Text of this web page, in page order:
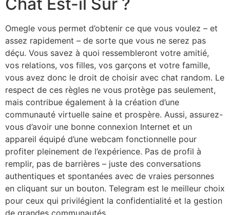
Omegle vous permet d’obtenir ce que vous voulez – et
assez rapidement – de sorte que vous ne serez pas
déçu. Vous savez à quoi ressembleront votre amitié,
vos relations, vos filles, vos garçons et votre famille,
vous avez donc le droit de choisir avec chat random. Le
respect de ces règles ne vous protège pas seulement,
mais contribue également à la création d’une
communauté virtuelle saine et prospère. Aussi, assurez-
vous d’avoir une bonne connexion Internet et un
appareil équipé d’une webcam fonctionnelle pour
profiter pleinement de l’expérience. Pas de profil à
remplir, pas de barrières – juste des conversations
authentiques et spontanées avec de vraies personnes
en cliquant sur un bouton. Telegram est le meilleur choix
pour ceux qui privilégient la confidentialité et la gestion
de grandes communautés.